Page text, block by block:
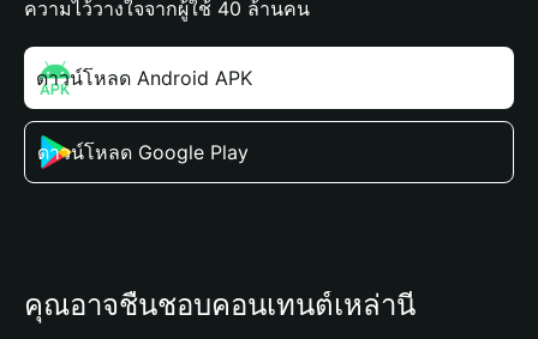
ความไว้วางใจจากผู้ใช้ 40 ล้านคน
ดาวน์โหลด Android APK
ดาวน์โหลด Google Play
คุณอาจชื่นชอบคอนเทนต์เหล่านี้